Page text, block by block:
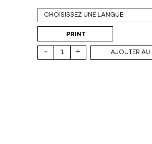
Support (print ou digital)
PRINT
- + AJOUTER AU